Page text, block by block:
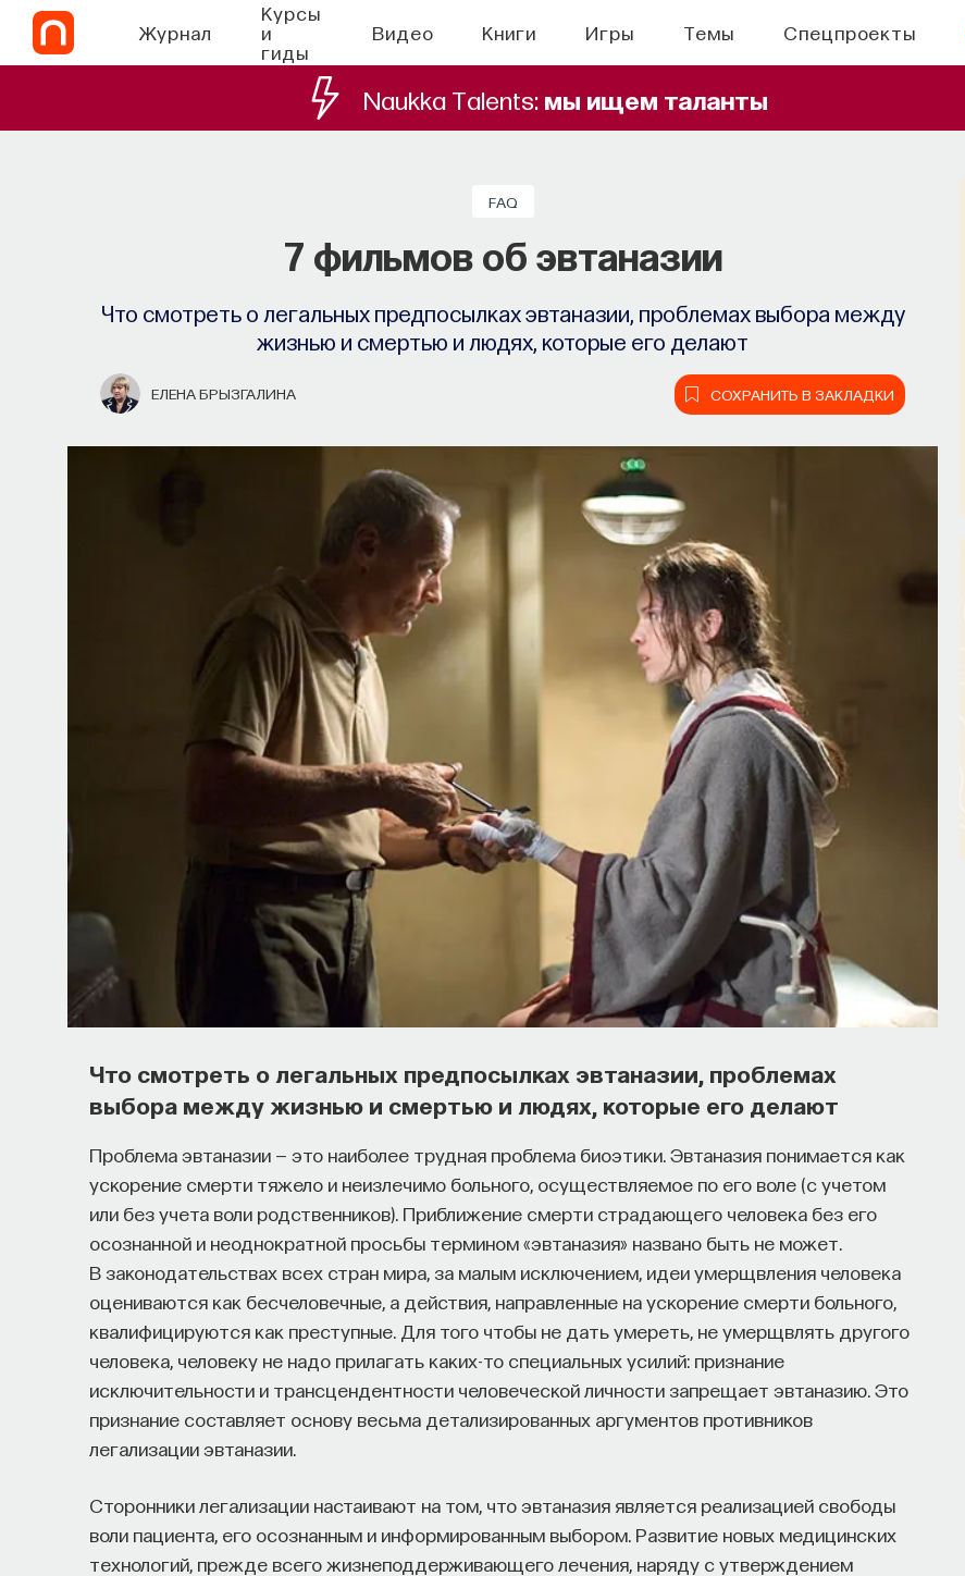
Журнал
Курсы
и
гиды
Видео Книги Игры Темы Спецпроекты
Naukka Talents: мы ищем таланты
FAQ
7 фильмов об эвтаназии
Что смотреть о легальных предпосылках эвтаназии, проблемах выбора между
жизнью и смертью и людях, которые его делают
ЕЛЕНА БРЫЗГАЛИНА СОХРАНИТЬ В ЗАКЛАДКИ
Что смотреть о легальных предпосылках эвтаназии, проблемах
выбора между жизнью и смертью и людях, которые его делают
Проблема эвтаназии — это наиболее трудная проблема биоэтики. Эвтаназия понимается как
ускорение смерти тяжело и неизлечимо больного, осуществляемое по его воле (с учетом
или без учета воли родственников). Приближение смерти страдающего человека без его
осознанной и неоднократной просьбы термином «эвтаназия» названо быть не может.
В законодательствах всех стран мира, за малым исключением, идеи умерщвления человека
оцениваются как бесчеловечные, а действия, направленные на ускорение смерти больного,
квалифицируются как преступные. Для того чтобы не дать умереть, не умерщвлять другого
человека, человеку не надо прилагать каких-то специальных усилий: признание
исключительности и трансцендентности человеческой личности запрещает эвтаназию. Это
признание составляет основу весьма детализированных аргументов противников
легализации эвтаназии.
Сторонники легализации настаивают на том, что эвтаназия является реализацией свободы
воли пациента, его осознанным и информированным выбором. Развитие новых медицинских
технологий, прежде всего жизнеподдерживающего лечения, наряду с утверждением